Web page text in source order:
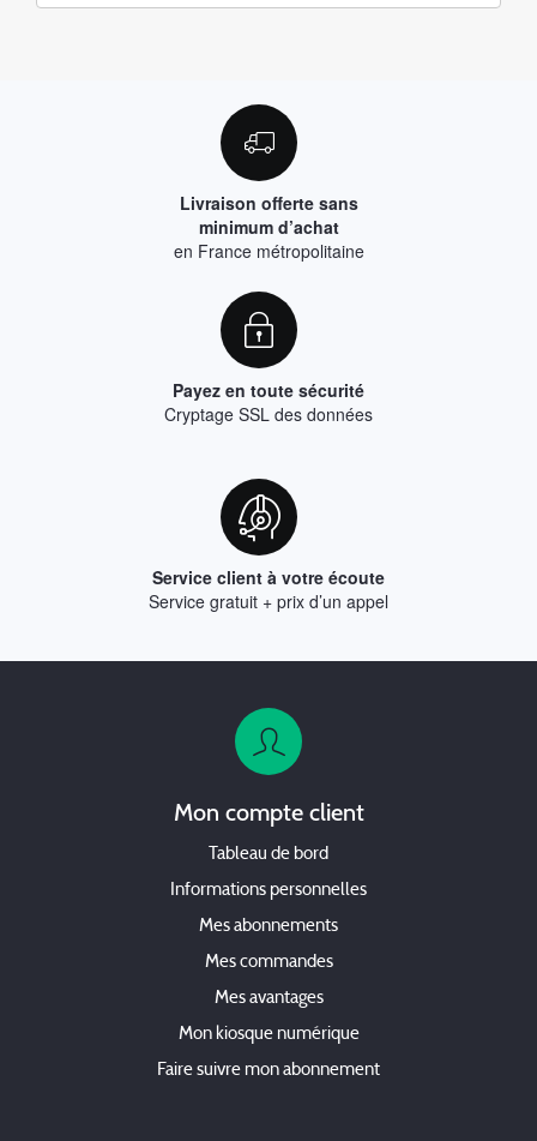
Livraison offerte sans
minimum d’achat
en France métropolitaine
Payez en toute sécurité
Cryptage SSL des données
Service client à votre écoute
Service gratuit + prix d’un appel
Mon compte client
Tableau de bord
Informations personnelles
Mes abonnements
Mes commandes
Mes avantages
Mon kiosque numérique
Faire suivre mon abonnement